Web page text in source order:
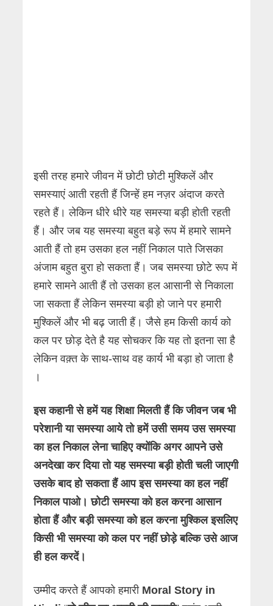
इसी तरह हमारे जीवन में छोटी छोटी मुश्किलें और
समस्याएं आती रहती हैं जिन्हें हम नज़र अंदाज करते
रहते हैं। लेकिन धीरे धीरे यह समस्या बड़ी होती रहती
हैं। और जब यह समस्या बहुत बड़े रूप में हमारे सामने
आती हैं तो हम उसका हल नहीं निकाल पाते जिसका
अंजाम बहुत बुरा हो सकता हैं। जब समस्या छोटे रूप में
हमारे सामने आती हैं तो उसका हल आसानी से निकाला
जा सकता हैं लेकिन समस्या बड़ी हो जाने पर हमारी
मुश्किलें और भी बढ़ जाती हैं। जैसे हम किसी कार्य को
कल पर छोड़ देते है यह सोचकर कि यह तो इतना सा है
लेकिन वक़्त के साथ-साथ वह कार्य भी बड़ा हो जाता है
।
इस कहानी से हमें यह शिक्षा मिलती हैं कि जीवन जब भी
परेशानी या समस्या आये तो हमें उसी समय उस समस्या
का हल निकाल लेना चाहिए क्योंकि अगर आपने उसे
अनदेखा कर दिया तो यह समस्या बड़ी होती चली जाएगी
उसके बाद हो सकता हैं आप इस समस्या का हल नहीं
निकाल पाओ। छोटी समस्या को हल करना आसान
होता हैं और बड़ी समस्या को हल करना मुश्किल इसलिए
किसी भी समस्या को कल पर नहीं छोड़े बल्कि उसे आज
ही हल करदें।
उम्मीद करते हैं आपको हमारी Moral Story in